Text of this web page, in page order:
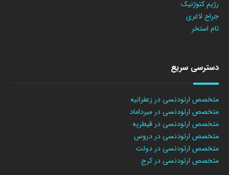
رژیم کتوژنیک
جراح لاغری
تام استخر
دسترسی سریع
متخصص ارتودنسی در زعفرانیه
متخصص ارتودنسی در میرداماد
متخصص ارتودنسی در قیطریه
متخصص ارتودنسی در دروس
متخصص ارتودنسی در دولت
متخصص ارتودنسی در کرج